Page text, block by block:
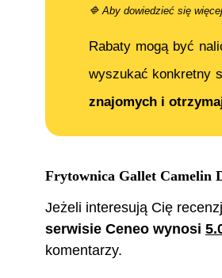
🔷 Aby dowiedzieć się więcej
Rabaty mogą być
wyszukać konkretny
znajomych i
Frytownica Gallet Camelin
Jeżeli interesują Cię
serwisie Ceneo wynosi
komentarzy.